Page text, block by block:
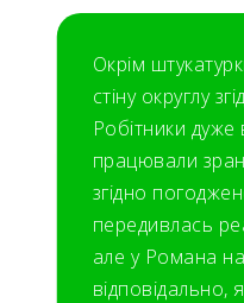
Окрім
стіну округлу
Робітники дуже
працювали
згідно
передивлась
але у Романа
відповідально,